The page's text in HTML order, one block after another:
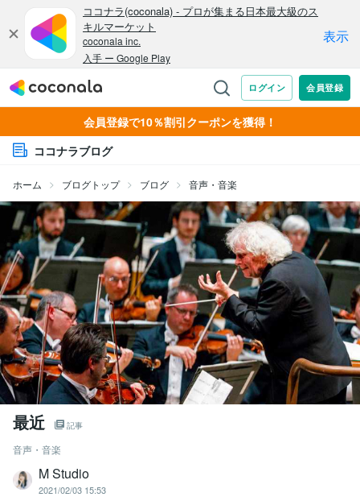
会員登録で10％割引クーポンを獲得！
ココナラブログ
ホーム ブログトップ ブログ 音声・音楽
最近 記事
音声・音楽
M Studio
2021/02/03 15:53